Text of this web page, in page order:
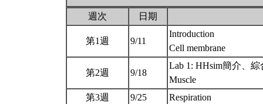
週次 日期
第1週 9/11
Introduction
Cell membrane
第2週 9/18
Lab 1: HHsim簡介、綜
Muscle
第3週
9/25
Respiration